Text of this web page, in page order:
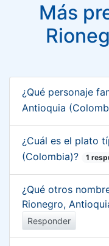
Más
¿Qué personaje
Antioquia
¿Cuál es el plato
(Colombia)?
1
¿Qué otros
Rionegro,
Responder